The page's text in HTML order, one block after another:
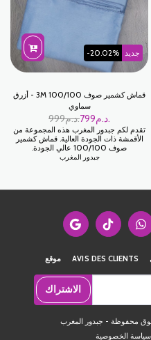
جديد -20.02%
قماش كشمير صوف 100/100 3M - أزرق
سماوي
999 د.م.799 د.م.
تقدم لكم جبدور المغرب هذه المجموعة من
الأقمشة ذات الجودة العالية. قماش كشمير
صوف 100/100 عالي الجودة.
جبدور المغرب
AVIS DES CLIENTS موقع
الاشتراك
جبدور المغرب
سياسة الخصوصية